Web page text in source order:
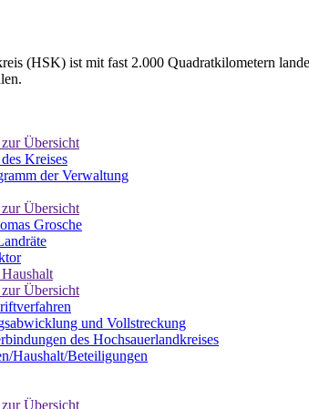
(HSK) ist mit fast 2.000 Quadratkilometern
Übersicht
Kreises
der Verwaltung
Übersicht
Grosche
Übersicht
und Vollstreckung
des Hochsauerlandkreises
Haushalt/Beteiligungen
Übersicht